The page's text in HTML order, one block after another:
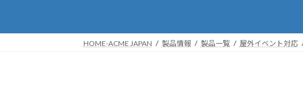
プ
動
HOME-ACME JAPAN 製品情報 製品一覧 屋外イベント対応